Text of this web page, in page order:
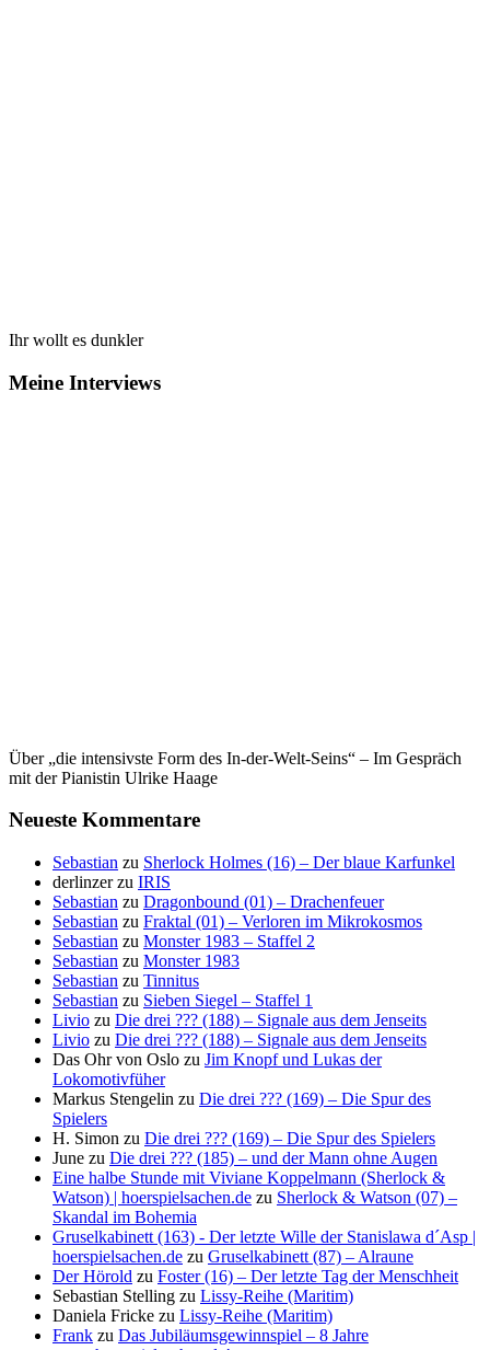
Ihr wollt es dunkler
Meine Interviews
Über „die intensivste Form des In-der-Welt-Seins“ – Im Gespräch
mit der Pianistin Ulrike Haage
Neueste Kommentare
Sebastian zu Sherlock Holmes (16) – Der blaue Karfunkel
derlinzerzu IRIS
Sebastian zu Dragonbound (01) – Drachenfeuer
Sebastian zu Fraktal (01) – Verloren im Mikrokosmos
Sebastian zu Monster 1983 – Staffel 2
Sebastian zu Monster 1983
Sebastian zu Tinnitus
Sebastian zu Sieben Siegel – Staffel 1
Livio zu Die drei ??? (188) – Signale aus dem Jenseits
Livio zu Die drei ??? (188) – Signale aus dem Jenseits
Das Ohr von Oslo zu Jim Knopf und Lukas der
Lokomotivfüher
Markus Stengelin zu Die drei ??? (169) – Die Spur des
Spielers
H. Simon zu Die drei ??? (169) – Die Spur des Spielers
June zu Die drei ??? (185) – und der Mann ohne Augen
Eine halbe Stunde mit Viviane Koppelmann (Sherlock &
Watson) | hoerspielsachen.de zu Sherlock & Watson (07) –
Skandal im Bohemia
Gruselkabinett (163) - Der letzte Wille der Stanislawa d´Asp |
hoerspielsachen.de zu Gruselkabinett (87) – Alraune
Der Hörold zu Foster (16) – Der letzte Tag der Menschheit
Sebastian Stelling zu Lissy-Reihe (Maritim)
Daniela Fricke zu Lissy-Reihe (Maritim)
Frank zu Das Jubiläumsgewinnspiel – 8 Jahre